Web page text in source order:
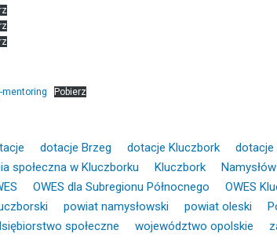
mentoring Pobierz
dotacje Brzeg dotacje Kluczbork dotacje
społeczna w Kluczborku Kluczbork Namysłów
OWES dla Subregionu Północnego OWES
powiat namysłowski powiat oleski
społeczne województwo opolskie